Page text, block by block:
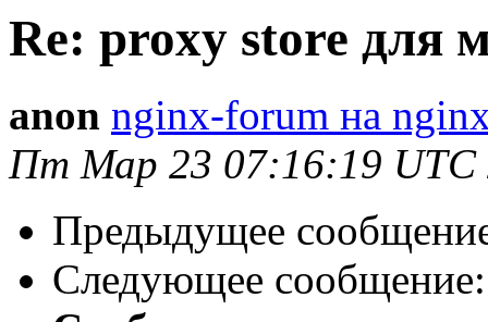
Re: proxy store для
anon nginx-forum на
Пт Мар 23 07:16:19 UTC
Предыдущее
Следующее